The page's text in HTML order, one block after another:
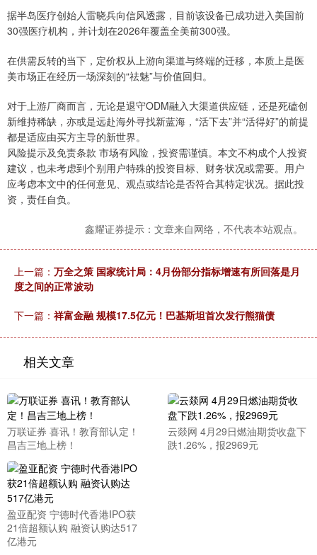
据半岛医疗创始人雷晓兵向信风透露，目前该设备已成功进入美国前
30强医疗机构，并计划在2026年覆盖全美前300强。
在供需反转的当下，定价权从上游向渠道与终端的迁移，本质上是医
美市场正在经历一场深刻的“祛魅”与价值回归。
对于上游厂商而言，无论是退守ODM融入大渠道供应链，还是死磕创
新维持稀缺，亦或是远赴海外寻找新蓝海，“活下去”并“活得好”的前提
都是适应由买方主导的新世界。
风险提示及免责条款 市场有风险，投资需谨慎。本文不构成个人投资
建议，也未考虑到个别用户特殊的投资目标、财务状况或需要。用户
应考虑本文中的任何意见、观点或结论是否符合其特定状况。据此投
资，责任自负。
鑫耀证券提示：文章来自网络，不代表本站观点。
上一篇： 万全之策 国家统计局：4月份部分指标增速有所回落是月
度之间的正常波动
下一篇： 祥富金融 规模17.5亿元！巴基斯坦首次发行熊猫债
相关文章
万联证券 喜讯！教育部认定！
昌吉三地上榜！
云燚网 4月29日燃油期货收盘下
跌1.26%，报2969元
盈亚配资 宁德时代香港IPO获
21倍超额认购 融资认购达517
亿港元